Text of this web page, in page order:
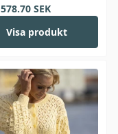
578.70SEK
Visa produkt